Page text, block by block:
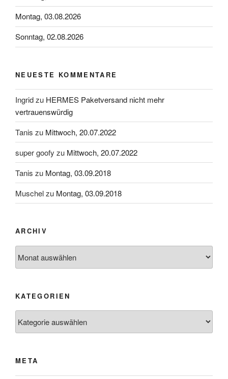
Montag, 03.08.2026
Sonntag, 02.08.2026
NEUESTE KOMMENTARE
Ingridzu HERMES Paketversand nicht mehr
vertrauenswürdig
Tanis zu Mittwoch, 20.07.2022
super goofy zu Mittwoch, 20.07.2022
Tanis zu Montag, 03.09.2018
Muschelzu Montag, 03.09.2018
ARCHIV
KATEGORIEN
META